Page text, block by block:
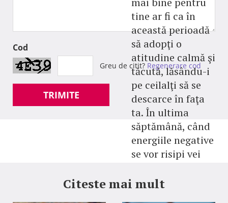
tine ar fi ca în
această perioadă
să adopţi o
atitudine calmă şi
tăcută, lăsându-i
pe ceilalţi să se
descarce în faţa
ta. În ultima
săptămână, când
energiile negative
se vor risipi vei
rezolvi aceste
Cod
Greu de citit? Regenerare cod
TRIMITE
Citeste mai mult